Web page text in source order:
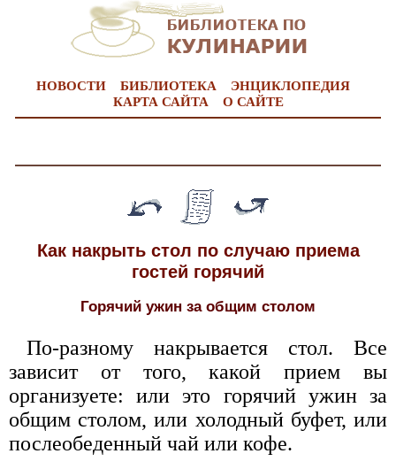
НОВОСТИ БИБЛИОТЕКА
ЭНЦИКЛОПЕДИЯ
КАРТА САЙТА
О САЙТЕ
Как накрыть стол по случаю приема
гостей горячий
Горячий ужин за общим столом
По-разному накрывается стол. Все
зависит от того, какой прием вы
организуете: или это горячий ужин за
общим столом, или холодный буфет, или
послеобеденный чай или кофе.